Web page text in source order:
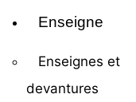
Enseigne
Enseignes et
devantures